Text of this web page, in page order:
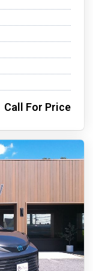
Call For Price